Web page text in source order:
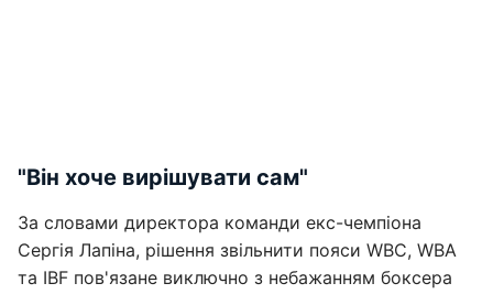
"Він хоче вирішувати сам"
За словами директора команди екс-чемпіона
Сергія Лапіна, рішення звільнити пояси WBC, WBA
та IBF пов'язане виключно з небажанням боксера